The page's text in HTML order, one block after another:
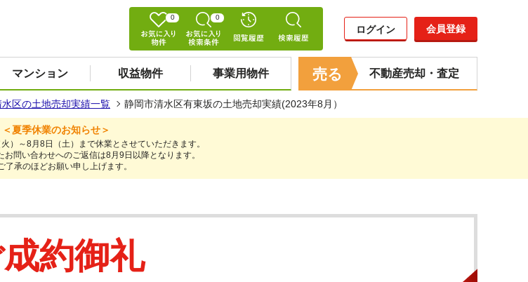
0 0
ログイン 会員登録
マンション 収益物件 事業用物件 売る 不動産売却・査定
区の土地売却実績一覧 静岡市清水区有東坂の土地売却実績(2023年8月）
＜夏季休業のお知らせ＞
）～8月8日（土）まで休業とさせていただきます。
問い合わせへのご返信は8月9日以降となります。
了承のほどお願い申し上げます。
約御礼